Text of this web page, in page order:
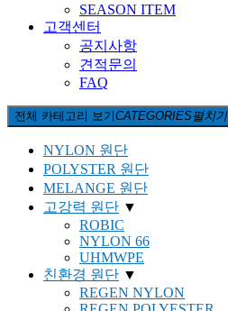
SEASON ITEM
고객센터
공지사항
견적문의
FAQ
전체 카테고리 보기CATEGORIES펼치기
NYLON 원단
POLYSTER 원단
MELANGE 원단
고강력 원단 ▼
ROBIC
NYLON 66
UHMWPE
친환경 원단 ▼
REGEN NYLON